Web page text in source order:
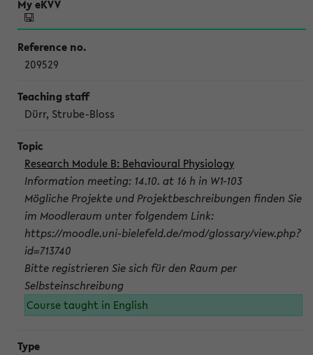
209529
Dürr, Strube-Bloss
Research Module B: Behavioural Physiology
Information meeting: 14.10. at 16 h in W1-103
Mögliche Projekte und Projektbeschreibungen finden Sie
im Moodleraum unter folgendem Link:
https://moodle.uni-bielefeld.de/mod/glossary/view.php?
id=713740
Bitte registrieren Sie sich für den Raum per
Selbsteinschreibung
Course taught in English